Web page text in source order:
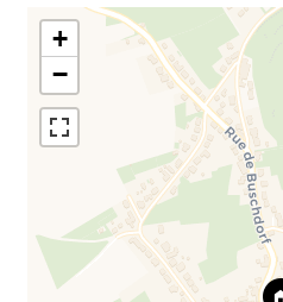
+
−